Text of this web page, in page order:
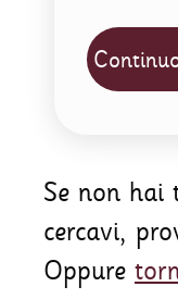
Se non hai
cercavi,
Oppure